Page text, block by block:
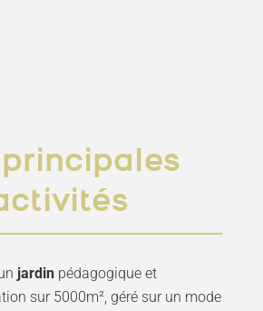
principales
jardinpédagogique et
sur 5000m², géré sur un mode